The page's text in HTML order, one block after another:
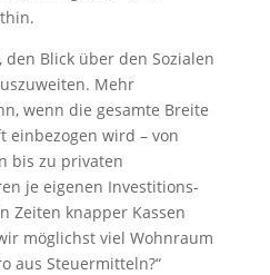
den Blick über den Sozialen
Mehr
wenn die gesamte Breite
einbezogen wird – von
bis zu privaten
je eigenen Investitions-
Zeiten knapper Kassen
möglichst viel Wohnraum
aus Steuermitteln?“